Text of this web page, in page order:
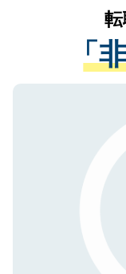
は、個人
管理基準
る、プラ
で、機密
かがいし
経験をま
させてい
ない方に
ので、ま
「